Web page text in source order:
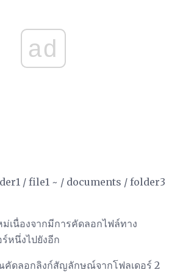
ad
/ file1 ~ / documents / folder3
เนื่องจากมีการคัดลอกไฟล์ทาง
หนึ่งไปยังอีก
คัดลอกลิงก์สัญลักษณ์จากโฟลเดอร์ 2